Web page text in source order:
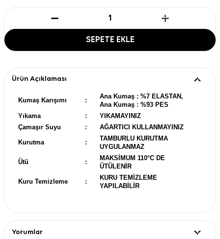
SEPETE EKLE
Ürün Açıklaması
Kumaş Karışımı :
Ana Kumaş : %7 ELASTAN,
Ana Kumaş : %93 PES
Yıkama
:
YIKAMAYINIZ
Çamaşır Suyu
: AĞARTICI KULLANMAYINIZ
Kurutma :
TAMBURLU KURUTMA
UYGULANMAZ
Ütü :
MAKSİMUM 110°C DE
ÜTÜLENİR
Kuru Temizleme :
KURU TEMİZLEME
YAPILABİLİR
Yorumlar